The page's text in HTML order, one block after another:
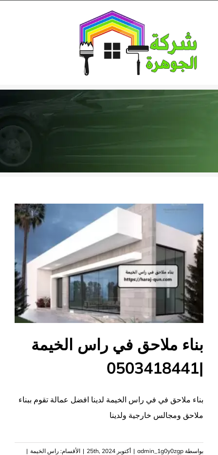
content
بناء ملاحق في راس الخيمة
|0503418441
بناء ملاحق في في راس الخيمة لدينا افضل عمالة تقوم ببناء
ملاحق ومجالس خارجية ولدينا
بواسطة admin_1g0y0zgp
| أكتوبر 25th, 2024 | الأقسام: راس الخيمة |